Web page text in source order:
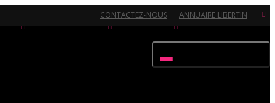
CONTACTEZ-NOUS ANNUAIRE LIBERTIN